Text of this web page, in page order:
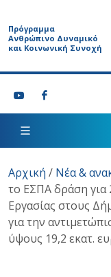
Πρόγραμμα
Ανθρώπινο Δυναμικό
και Κοινωνική Συνοχή
Αρχική / Νέα &
το ΕΣΠΑ δράση για
Εργασίας στους
για την
ύψους 19,2 εκατ.